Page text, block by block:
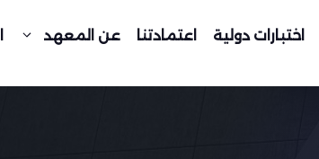
اختبارات دولية اعتمادتنا عن المعهد